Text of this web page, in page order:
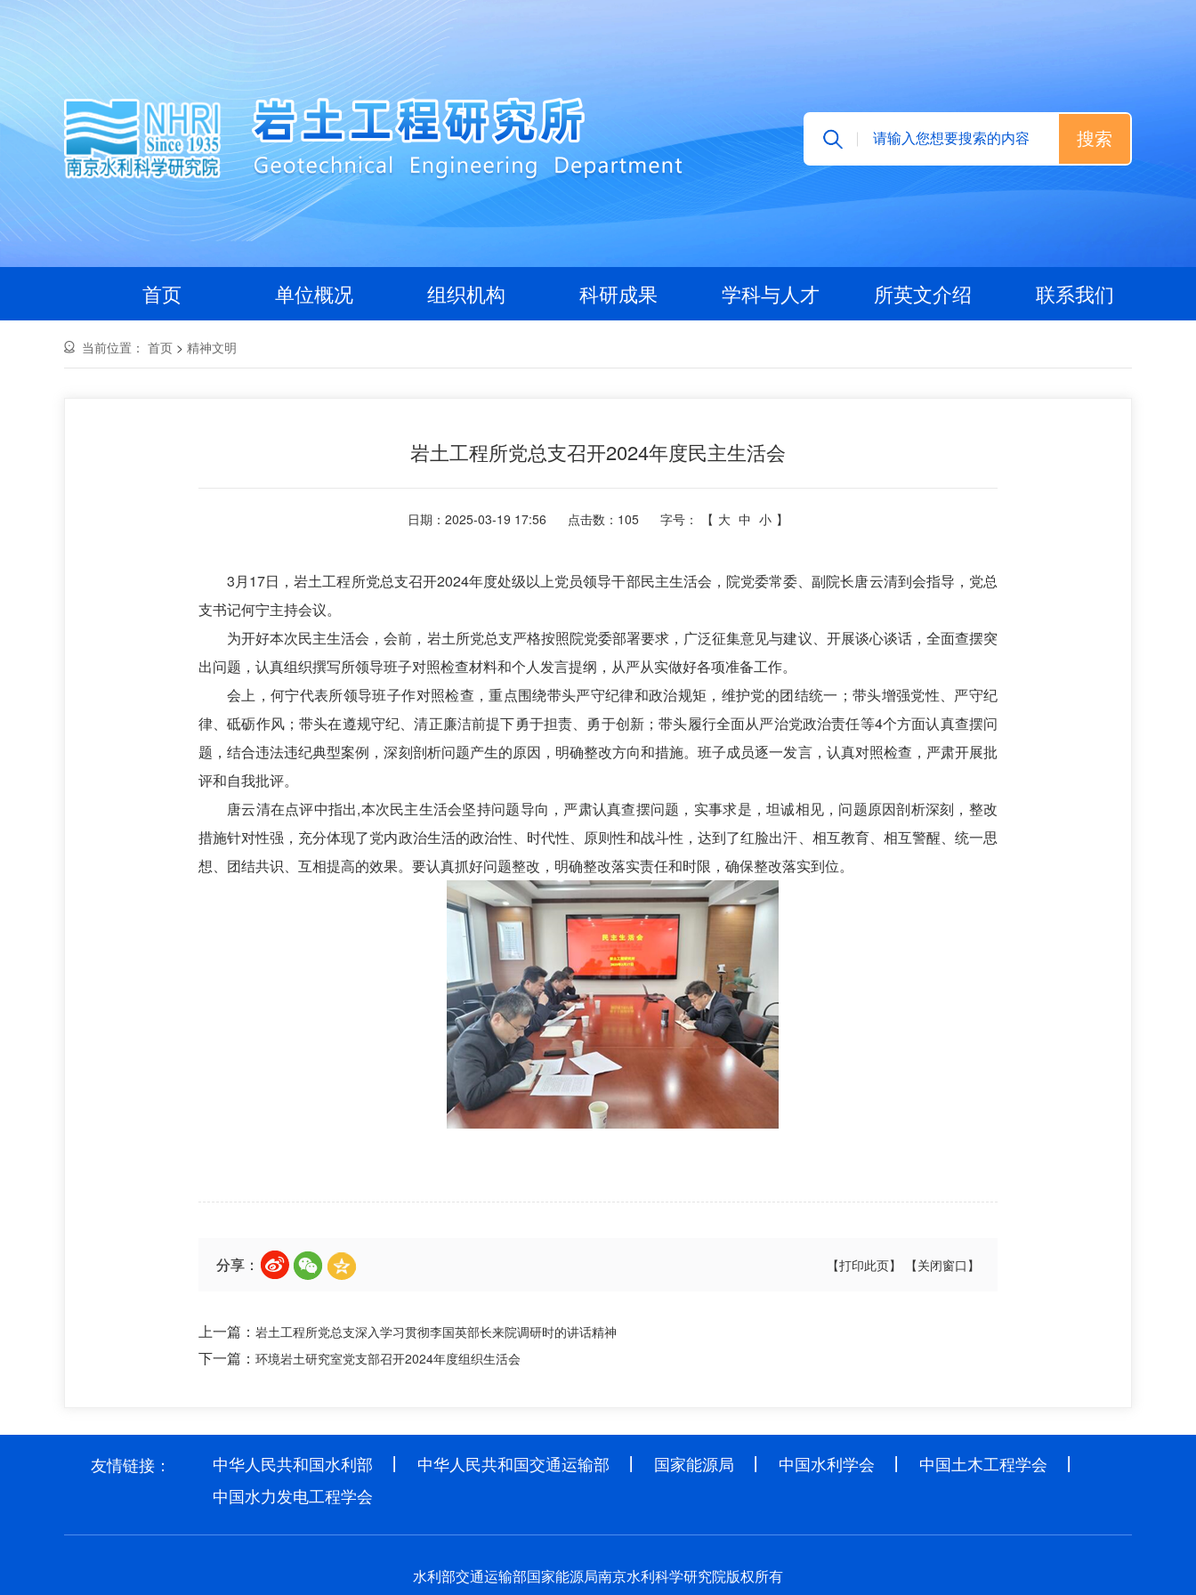
首页 单位概况 组织机构 科研成果 学科与人才 所英文介绍 联系我们
当前位置： 首页 > 精神文明
岩土工程所党总支召开2024年度民主生活会
日期：2025-03-19 17:56 点击数： 105 字号： 【 大 中 小 】
3月17日，岩土工程所党总支召开2024年度处级以上党员领导干部民主生活会，院党委常委、副院长唐云清到会指导，党总
支书记何宁主持会议。
为开好本次民主生活会，会前，岩土所党总支严格按照院党委部署要求，广泛征集意见与建议、开展谈心谈话，全面查摆突
出问题，认真组织撰写所领导班子对照检查材料和个人发言提纲，从严从实做好各项准备工作。
会上，何宁代表所领导班子作对照检查，重点围绕带头严守纪律和政治规矩，维护党的团结统一；带头增强党性、严守纪
律、砥砺作风；带头在遵规守纪、清正廉洁前提下勇于担责、勇于创新；带头履行全面从严治党政治责任等4个方面认真查摆问
题，结合违法违纪典型案例，深刻剖析问题产生的原因，明确整改方向和措施。班子成员逐一发言，认真对照检查，严肃开展批
评和自我批评。
唐云清在点评中指出,本次民主生活会坚持问题导向，严肃认真查摆问题，实事求是，坦诚相见，问题原因剖析深刻，整改
措施针对性强，充分体现了党内政治生活的政治性、时代性、原则性和战斗性，达到了红脸出汗、相互教育、相互警醒、统一思
想、团结共识、互相提高的效果。要认真抓好问题整改，明确整改落实责任和时限，确保整改落实到位。
分享： 【打印此页】 【关闭窗口】
上一篇： 岩土工程所党总支深入学习贯彻李国英部长来院调研时的讲话精神
下一篇： 环境岩土研究室党支部召开2024年度组织生活会
友情链接： 中华人民共和国水利部 中华人民共和国交通运输部 国家能源局 中国水利学会
中国土木工程学会
中国水力发电工程学会
水利部交通运输部国家能源局南京水利科学研究院版权所有